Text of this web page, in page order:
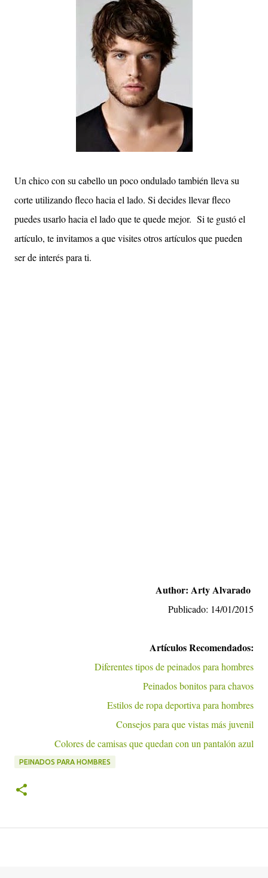
Un chico con su cabello un poco ondulado también lleva su
corte utilizando fleco hacia el lado. Si decides llevar fleco
puedes usarlo hacia el lado que te quede mejor. Si te gustó el
artículo, te invitamos a que visites otros artículos que pueden
ser de interés para ti.
Author: Arty Alvarado
Publicado: 14/01/2015
Artículos Recomendados:
Diferentes tipos de peinados para hombres
Peinados bonitos para chavos
Estilos de ropa deportiva para hombres
Consejos para que vistas más juvenil
Colores de camisas que quedan con un pantalón azul
PEINADOS PARA HOMBRES